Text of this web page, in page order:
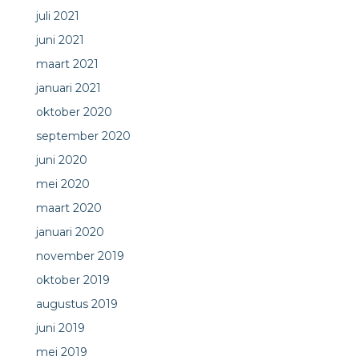
juli 2021
juni 2021
maart 2021
januari 2021
oktober 2020
september 2020
juni 2020
mei 2020
maart 2020
januari 2020
november 2019
oktober 2019
augustus 2019
juni 2019
mei 2019